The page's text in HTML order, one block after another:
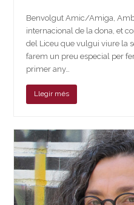
Benvolgut Amic/Amiga,
internacional de la dona, et
del Liceu que vulgui viure la
farem un preu especial per
primer any…
Llegir més